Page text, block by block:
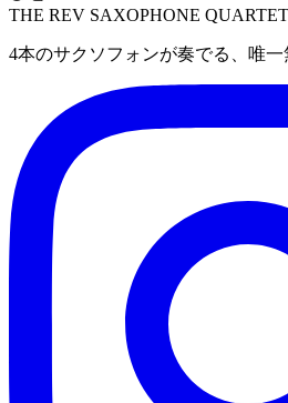
THE REV SAXOPHONE QUARTET
4本のサクソフォンが奏でる、唯一